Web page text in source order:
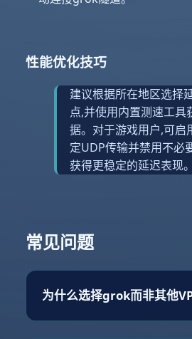
性能优化技巧
建议根据所在地区选择
点,并使用内置测速工具
据。对于游戏用户,可启
定UDP传输并禁用不必
获得更稳定的延迟表现。
常见问题
为什么选择grok而非其他